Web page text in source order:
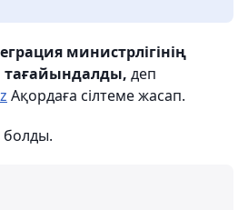
министрлігінің
деп
Ақордаға сілтеме жасап.
болды.